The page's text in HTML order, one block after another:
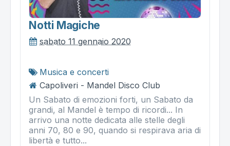
Notti Magiche
sabato 11 gennaio 2020
Musica e concerti
Capoliveri - Mandel Disco Club
Un Sabato di emozioni forti, un Sabato da
grandi, al Mandel è tempo di ricordi... In
arrivo una notte dedicata alle stelle degli
anni 70, 80 e 90, quando si respirava aria di
libertà e tutto...